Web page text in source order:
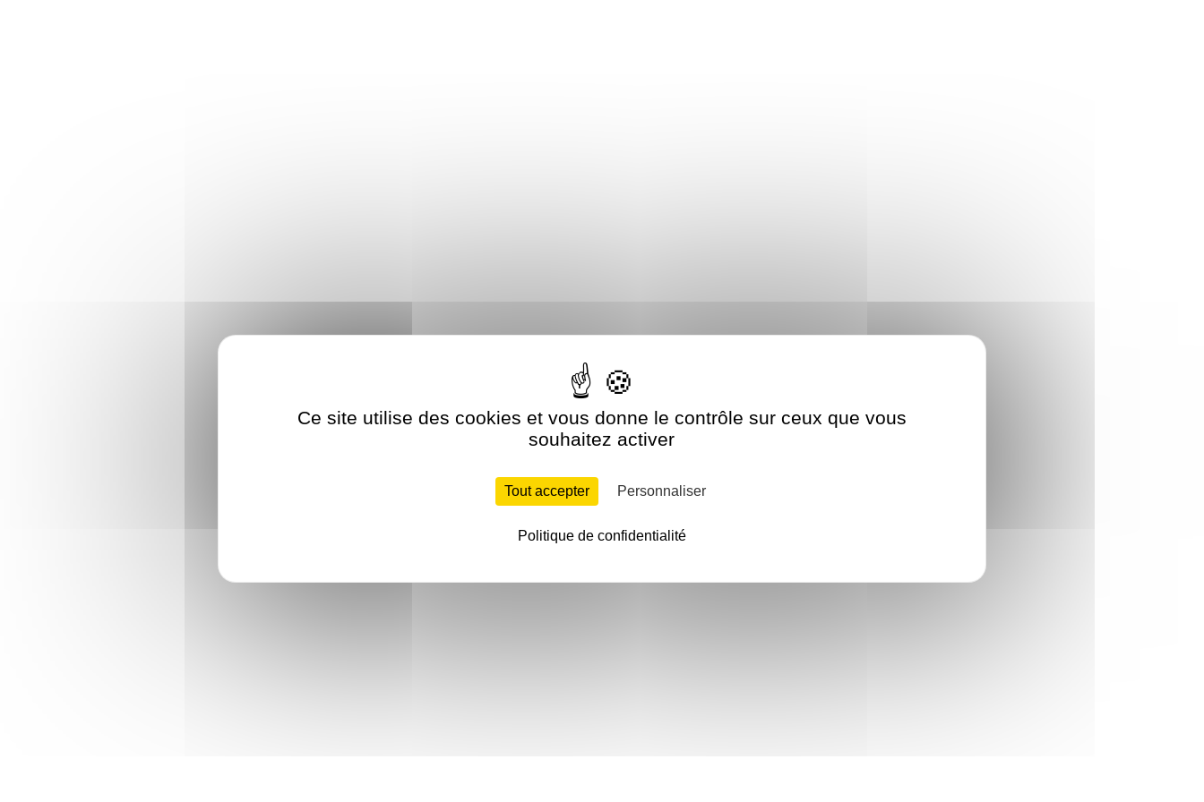
Ce site utilise des cookies et vous donne le contrôle sur ceux que vous
souhaitez activer
Tout accepter Personnaliser
Politique de confidentialité